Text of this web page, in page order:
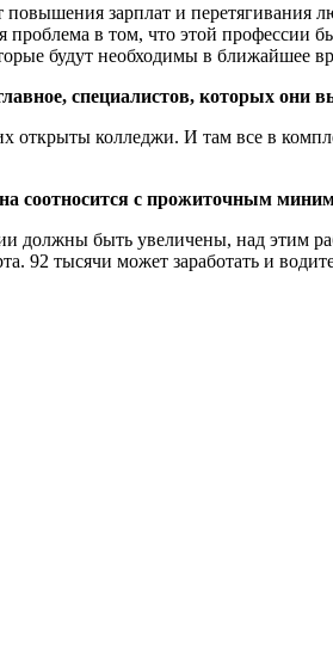
зарплат и перетягивания
в том, что этой профессии
будут необходимы в ближайшее
специалистов, которых они
колледжи. И там все в
соотносится с прожиточным
должны быть увеличены, над этим
92 тысячи может заработать и